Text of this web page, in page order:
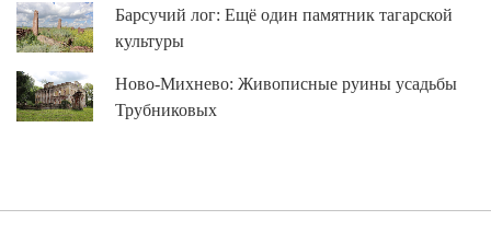
Барсучий лог: Ещё один памятник тагарской
культуры
Ново-Михнево: Живописные руины усадьбы
Трубниковых